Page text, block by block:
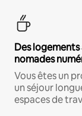
Des
nomades
Vous êtes un
un séjour
espaces de